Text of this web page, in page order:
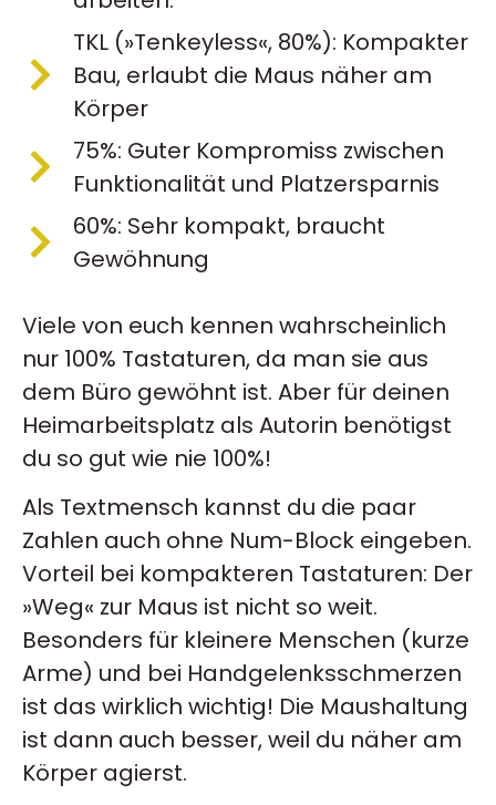
TKL (»Tenkeyless«, 80%): Kompakter
Bau, erlaubt die Maus näher am
Körper
75%: Guter Kompromiss zwischen
Funktionalität und Platzersparnis
60%: Sehr kompakt, braucht
Gewöhnung
Viele von euch kennen wahrscheinlich
nur 100% Tastaturen, da man sie aus
dem Büro gewöhnt ist. Aber für deinen
Heimarbeitsplatz als Autorin benötigst
du so gut wie nie 100%!
Als Textmensch kannst du die paar
Zahlen auch ohne Num-Block eingeben.
Vorteil bei kompakteren Tastaturen: Der
»Weg« zur Maus ist nicht so weit.
Besonders für kleinere Menschen (kurze
Arme) und bei Handgelenksschmerzen
ist das wirklich wichtig! Die Maushaltung
ist dann auch besser, weil du näher am
Körper agierst.